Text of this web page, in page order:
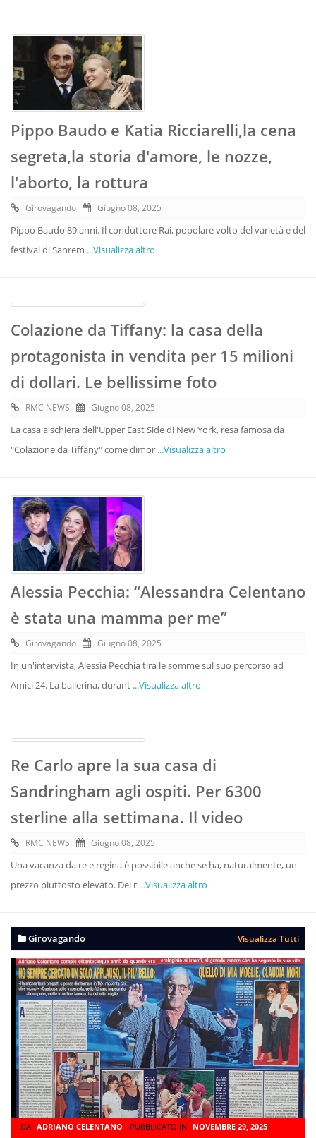
Pippo Baudo e Katia Ricciarelli,la cena
segreta,la storia d'amore, le nozze,
l'aborto, la rottura
Girovagando Giugno 08, 2025
Pippo Baudo 89 anni. Il conduttore Rai, popolare volto del varietà e del
festival di Sanrem ...Visualizza altro
Colazione da Tiffany: la casa della
protagonista in vendita per 15 milioni
di dollari. Le bellissime foto
RMC NEWS Giugno 08, 2025
La casa a schiera dell'Upper East Side di New York, resa famosa da
"Colazione da Tiffany" come dimor ...Visualizza altro
Alessia Pecchia: “Alessandra Celentano
è stata una mamma per me”
Girovagando Giugno 08, 2025
In un'intervista, Alessia Pecchia tira le somme sul suo percorso ad
Amici 24. La ballerina, durant ...Visualizza altro
Re Carlo apre la sua casa di
Sandringham agli ospiti. Per 6300
sterline alla settimana. Il video
RMC NEWS Giugno 08, 2025
Una vacanza da re e regina è possibile anche se ha, naturalmente, un
prezzo piuttosto elevato. Del r ...Visualizza altro
Girovagando Visualizza Tutti
DA: ADRIANO CELENTANO PUBBLICATO IN: NOVEMBRE 29, 2025